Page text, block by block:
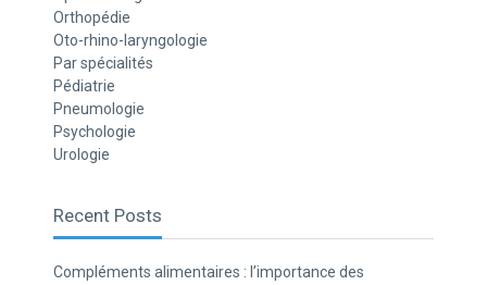
Orthopédie
Oto-rhino-laryngologie
Par spécialités
Pédiatrie
Pneumologie
Psychologie
Urologie
Recent Posts
Compléments alimentaires : l’importance des